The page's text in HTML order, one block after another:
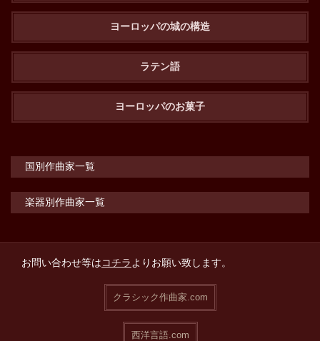
ヨーロッパの城の構造
ラテン語
ヨーロッパのお菓子
国別作曲家一覧
楽器別作曲家一覧
お問い合わせ等はコチラよりお願い致します。
クラシック作曲家.com
西洋言語.com